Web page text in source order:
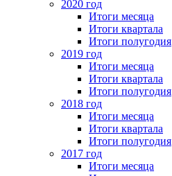
2020 год
Итоги месяца
Итоги квартала
Итоги полугодия
2019 год
Итоги месяца
Итоги квартала
Итоги полугодия
2018 год
Итоги месяца
Итоги квартала
Итоги полугодия
2017 год
Итоги месяца